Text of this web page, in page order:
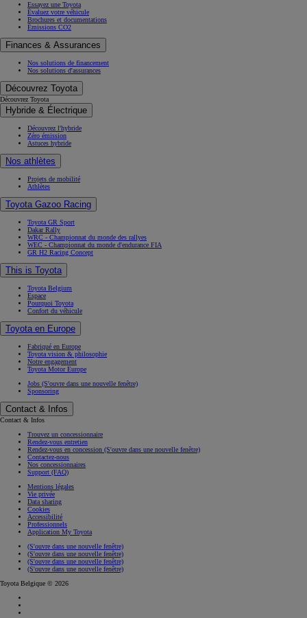
Essayez une Toyota
Évaluez votre véhicule
Brochures et documentations
Émissions CO2
Finances & Assurances
Nos solutions de financement
Nos solutions d'assurances
Découvrez Toyota
Découvrez Toyota
Hybride & Électrique
Découvrez l'hybride
Zéro émission
Astuces hybride
Nos athlètes
Projets de mobilité
Athlètes
Toyota Gazoo Racing
Toyota GR Sport
Dakar Rally
WRC - Championnat du monde des rallyes
WEC - Championnat du monde d'endurance FIA
GR H2 Racing Concept
This is Toyota
Toyota Belgium
Espace
Pourquoi Toyota
Confort du véhicule
Toyota en Europe
Fabriqué en Europe
Toyota vision & philosophie
Notre engagement
Toyota Motor Europe
Jobs (S'ouvre dans une nouvelle fenêtre)
Sponsoring
Contact & Infos
Contact & Infos
Trouvez un concessionnaire
Rendez-vous entretien
Rendez-vous en concession (S'ouvre dans une nouvelle fenêtre)
Contactez-nous
Nos concessionnaires
Support (FAQ)
Mentions légales
Vie privée
Data sharing
Cookies
Accessibilité
Professionnels
Application My Toyota
(S'ouvre dans une nouvelle fenêtre)
(S'ouvre dans une nouvelle fenêtre)
(S'ouvre dans une nouvelle fenêtre)
(S'ouvre dans une nouvelle fenêtre)
Toyota Belgique © 2026